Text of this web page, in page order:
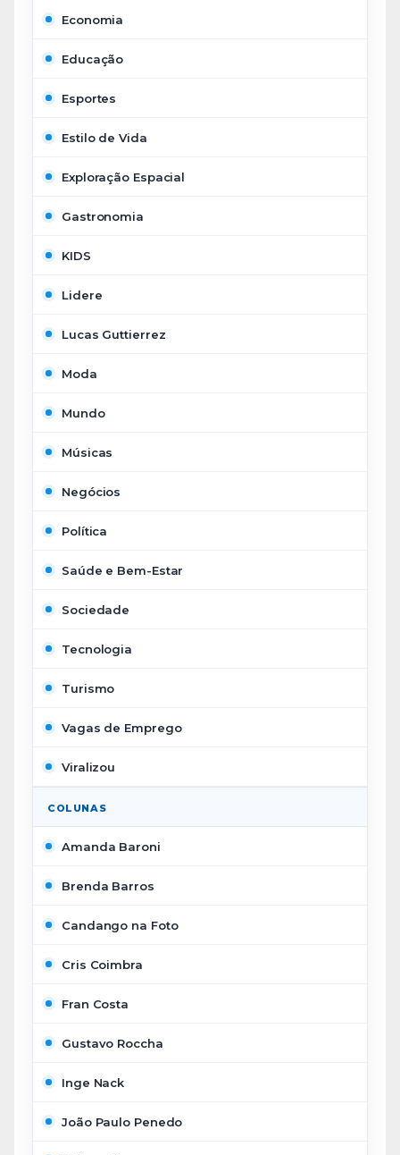
Economia
Educação
Esportes
Estilo de Vida
Exploração Espacial
Gastronomia
KIDS
Lidere
Lucas Guttierrez
Moda
Mundo
Músicas
Negócios
Política
Saúde e Bem-Estar
Sociedade
Tecnologia
Turismo
Vagas de Emprego
Viralizou
COLUNAS
Amanda Baroni
Brenda Barros
Candango na Foto
Cris Coimbra
Fran Costa
Gustavo Roccha
Inge Nack
João Paulo Penedo